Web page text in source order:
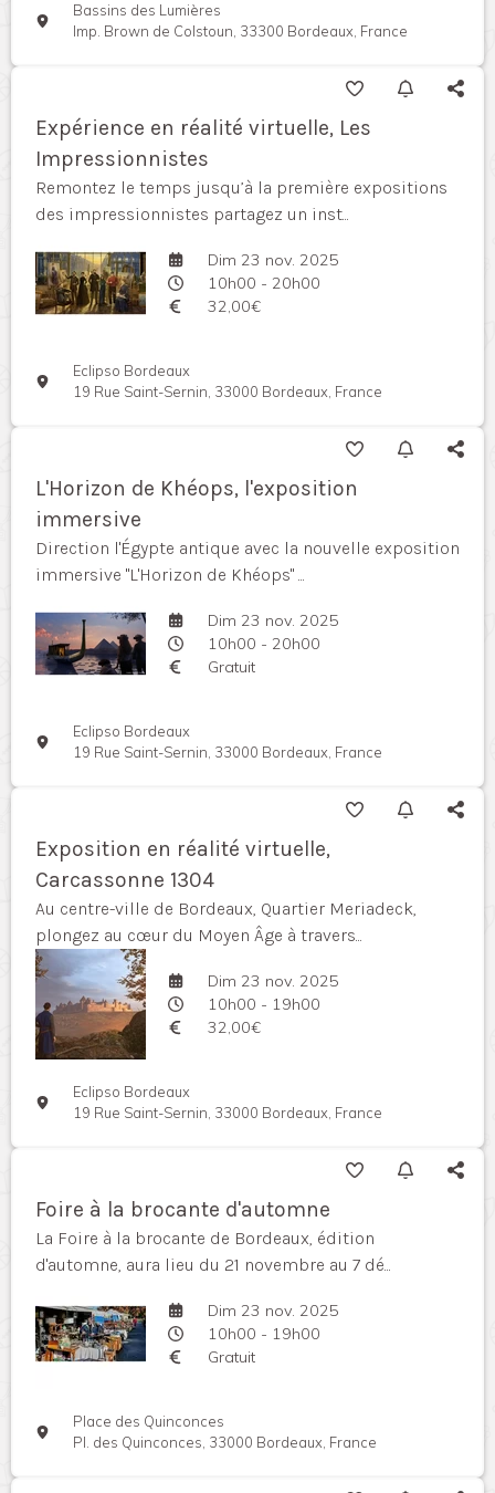
Bassins des Lumières
Imp. Brown de Colstoun, 33300 Bordeaux, France
Expérience en réalité virtuelle, Les
Impressionnistes
Remontez le temps jusqu’à la première expositions
des impressionnistes partagez un inst...
Dim 23 nov. 2025
10h00 - 20h00
32,00€
Eclipso Bordeaux
19 Rue Saint-Sernin, 33000 Bordeaux, France
L'Horizon de Khéops, l'exposition
immersive
Direction l'Égypte antique avec la nouvelle exposition
immersive "L'Horizon de Khéops" ...
Dim 23 nov. 2025
10h00 - 20h00
Gratuit
Eclipso Bordeaux
19 Rue Saint-Sernin, 33000 Bordeaux, France
Exposition en réalité virtuelle,
Carcassonne 1304
Au centre-ville de Bordeaux, Quartier Meriadeck,
plongez au cœur du Moyen Âge à travers...
Dim 23 nov. 2025
10h00 - 19h00
32,00€
Eclipso Bordeaux
19 Rue Saint-Sernin, 33000 Bordeaux, France
Foire à la brocante d'automne
La Foire à la brocante de Bordeaux, édition
d'automne, aura lieu du 21 novembre au 7 dé...
Dim 23 nov. 2025
10h00 - 19h00
Gratuit
Place des Quinconces
Pl. des Quinconces, 33000 Bordeaux, France